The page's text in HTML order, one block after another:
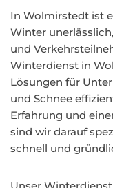
In Wolmirstedt ist
Winter
und
Winterdienst in
Lösungen für
und Schnee
Erfahrung und
sind wir darauf
schnell und